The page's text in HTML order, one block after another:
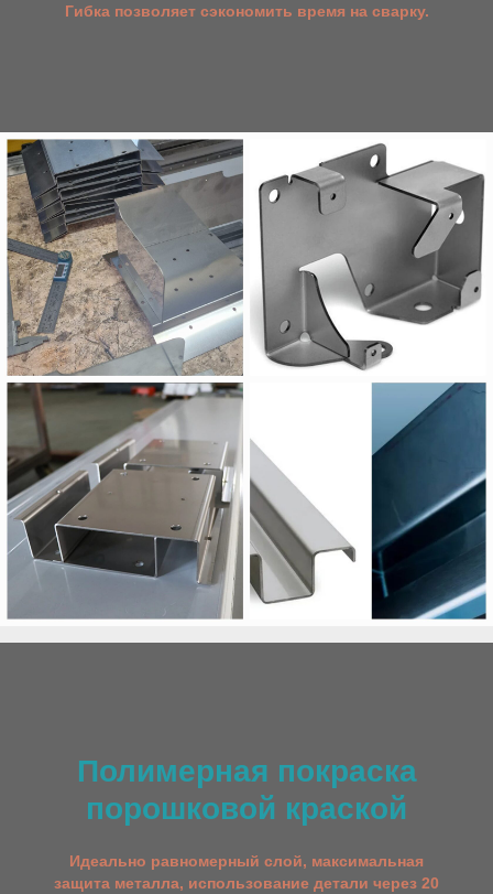
Гибка позволяет сэкономить время на сварку.
Полимерная покраска
порошковой краской
Идеально равномерный слой, максимальная
защита металла, использование детали через 20